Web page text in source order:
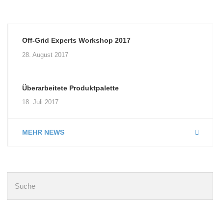
Off-Grid Experts Workshop 2017
28. August 2017
Überarbeitete Produktpalette
18. Juli 2017
MEHR NEWS
nach: